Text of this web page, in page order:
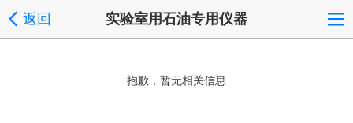
返回 实验室用石油专用仪器
抱歉，暂无相关信息